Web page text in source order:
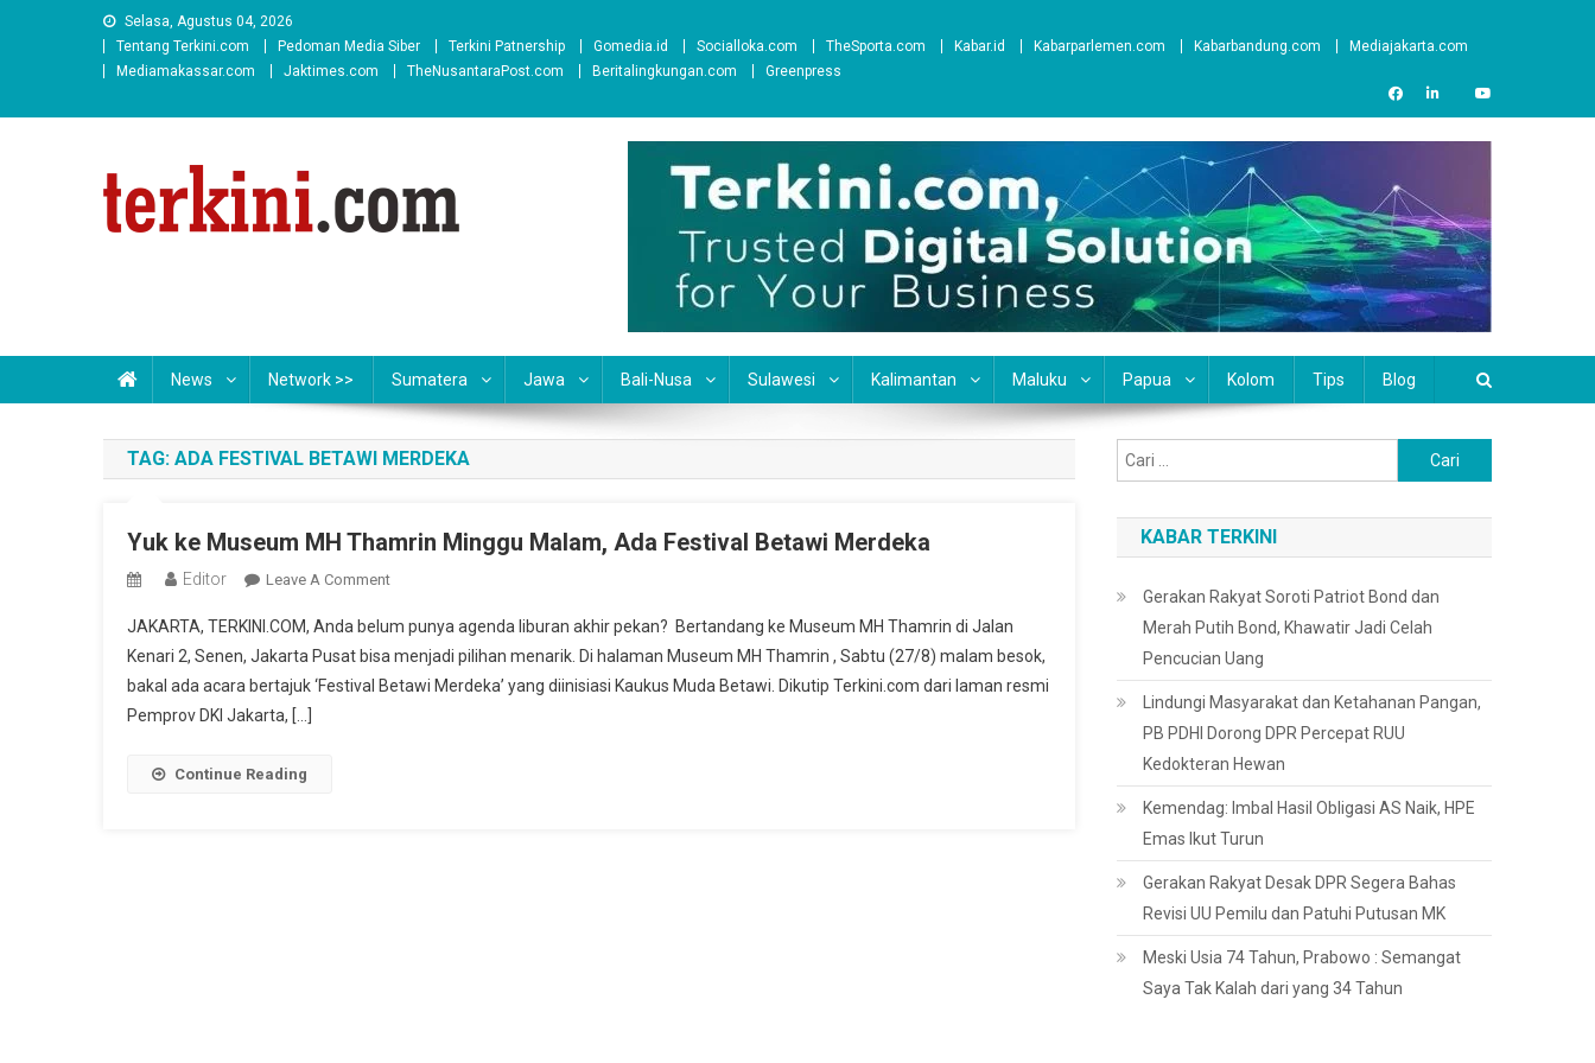
Selasa, Agustus 04, 2026
Tentang Terkini.com
Pedoman Media Siber Terkini Patnership Gomedia.id Socialloka.com TheSporta.com Kabar.id Kabarparlemen.com Kabarbandung.com
Mediajakarta.com
Mediamakassar.com
Jaktimes.com TheNusantaraPost.com Beritalingkungan.com Greenpress
News Network >> Sumatera Jawa Bali-Nusa Sulawesi Kalimantan Maluku Papua Kolom Tips Blog
TAG: ADA FESTIVAL BETAWI MERDEKA
Yuk ke Museum MH Thamrin Minggu Malam, Ada Festival Betawi Merdeka
Editor Leave A CommentOn
Ke
Museum
MH
JAKARTA, TERKINI.COM, Anda belum punya agenda liburan akhir pekan? Bertandang ke Museum MH Thamrin di Jalan
Kenari 2, Senen, Jakarta Pusat bisa menjadi pilihan menarik. Di halaman Museum MH Thamrin , Sabtu (27/8) malam besok,
bakal ada acara bertajuk ‘Festival Betawi Merdeka’ yang diinisiasi Kaukus Muda Betawi. Dikutip Terkini.com dari laman resmi
Pemprov DKI Jakarta, […]
Continue Reading
untuk:
KABAR TERKINI
Gerakan Rakyat Soroti Patriot Bond dan
Merah Putih Bond, Khawatir Jadi Celah
Pencucian Uang
Lindungi Masyarakat dan Ketahanan Pangan,
PB PDHI Dorong DPR Percepat RUU
Kedokteran Hewan
Kemendag: Imbal Hasil Obligasi AS Naik, HPE
Emas Ikut Turun
Gerakan Rakyat Desak DPR Segera Bahas
Revisi UU Pemilu dan Patuhi Putusan MK
Meski Usia 74 Tahun, Prabowo : Semangat
Saya Tak Kalah dari yang 34 Tahun